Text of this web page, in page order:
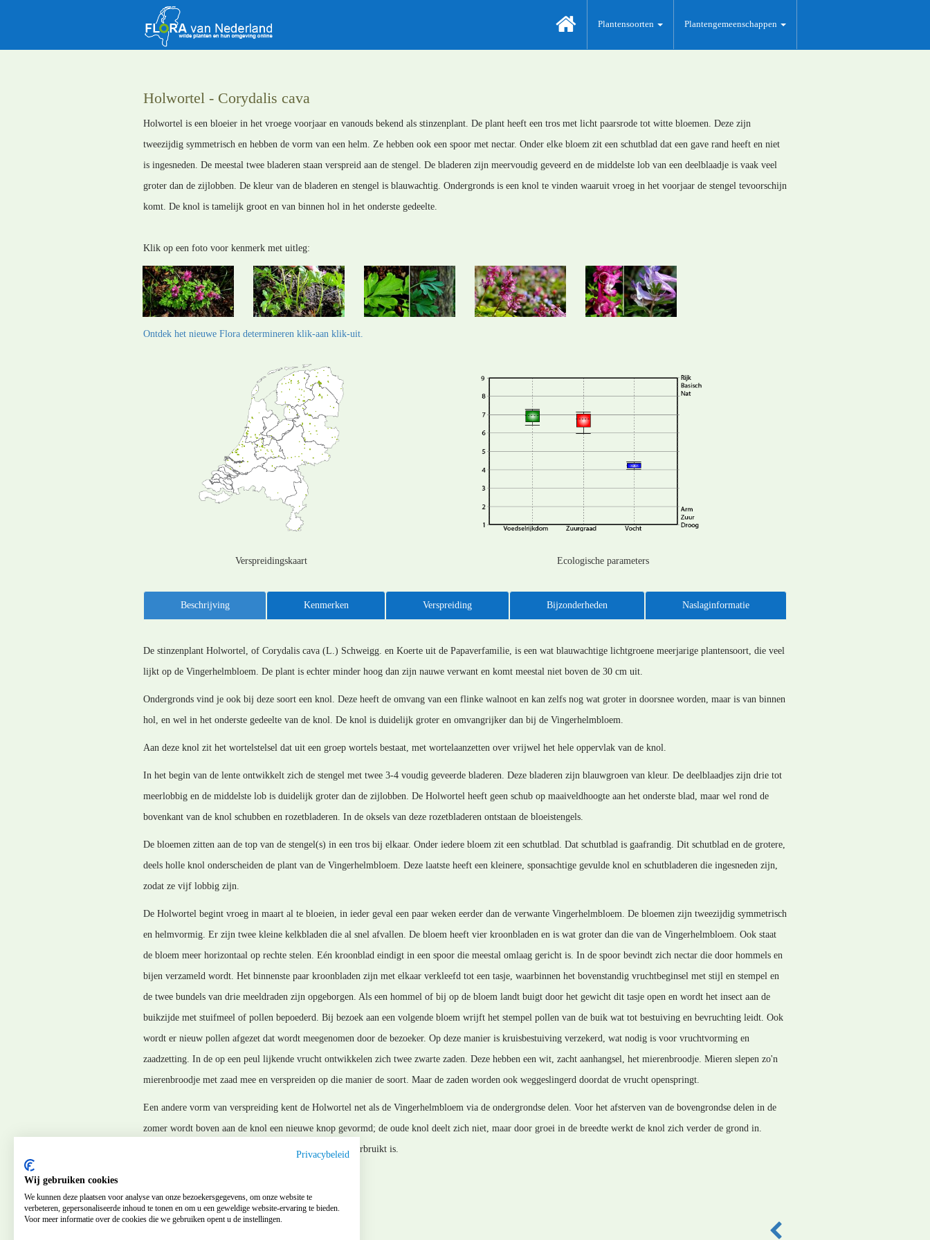
Plantensoorten Plantengemeenschappen
Holwortel - Corydalis cava
Holwortel is een bloeier in het vroege voorjaar en vanouds bekend als stinzenplant. De plant heeft een tros met licht paarsrode tot witte bloemen. Deze zijn
tweezijdig symmetrisch en hebben de vorm van een helm. Ze hebben ook een spoor met nectar. Onder elke bloem zit een schutblad dat een gave rand heeft en niet
is ingesneden. De meestal twee bladeren staan verspreid aan de stengel. De bladeren zijn meervoudig geveerd en de middelste lob van een deelblaadje is vaak veel
groter dan de zijlobben. De kleur van de bladeren en stengel is blauwachtig. Ondergronds is een knol te vinden waaruit vroeg in het voorjaar de stengel tevoorschijn
komt. De knol is tamelijk groot en van binnen hol in het onderste gedeelte.
Klik op een foto voor kenmerk met uitleg:
Ontdek het nieuwe Flora determineren klik-aan klik-uit.
Verspreidingskaart Ecologische parameters
Beschrijving Kenmerken Verspreiding Bijzonderheden Naslaginformatie
De stinzenplant Holwortel, of Corydalis cava (L.) Schweigg. en Koerte uit de Papaverfamilie, is een wat blauwachtige lichtgroene meerjarige plantensoort, die veel
lijkt op de Vingerhelmbloem. De plant is echter minder hoog dan zijn nauwe verwant en komt meestal niet boven de 30 cm uit.
Ondergronds vind je ook bij deze soort een knol. Deze heeft de omvang van een flinke walnoot en kan zelfs nog wat groter in doorsnee worden, maar is van binnen
hol, en wel in het onderste gedeelte van de knol. De knol is duidelijk groter en omvangrijker dan bij de Vingerhelmbloem.
Aan deze knol zit het wortelstelsel dat uit een groep wortels bestaat, met wortelaanzetten over vrijwel het hele oppervlak van de knol.
In het begin van de lente ontwikkelt zich de stengel met twee 3-4 voudig geveerde bladeren. Deze bladeren zijn blauwgroen van kleur. De deelblaadjes zijn drie tot
meerlobbig en de middelste lob is duidelijk groter dan de zijlobben. De Holwortel heeft geen schub op maaiveldhoogte aan het onderste blad, maar wel rond de
bovenkant van de knol schubben en rozetbladeren. In de oksels van deze rozetbladeren ontstaan de bloeistengels.
De bloemen zitten aan de top van de stengel(s) in een tros bij elkaar. Onder iedere bloem zit een schutblad. Dat schutblad is gaafrandig. Dit schutblad en de grotere,
deels holle knol onderscheiden de plant van de Vingerhelmbloem. Deze laatste heeft een kleinere, sponsachtige gevulde knol en schutbladeren die ingesneden zijn,
zodat ze vijf lobbig zijn.
De Holwortel begint vroeg in maart al te bloeien, in ieder geval een paar weken eerder dan de verwante Vingerhelmbloem. De bloemen zijn tweezijdig symmetrisch
en helmvormig. Er zijn twee kleine kelkbladen die al snel afvallen. De bloem heeft vier kroonbladen en is wat groter dan die van de Vingerhelmbloem. Ook staat
de bloem meer horizontaal op rechte stelen. Eén kroonblad eindigt in een spoor die meestal omlaag gericht is. In de spoor bevindt zich nectar die door hommels en
bijen verzameld wordt. Het binnenste paar kroonbladen zijn met elkaar verkleefd tot een tasje, waarbinnen het bovenstandig vruchtbeginsel met stijl en stempel en
de twee bundels van drie meeldraden zijn opgeborgen. Als een hommel of bij op de bloem landt buigt door het gewicht dit tasje open en wordt het insect aan de
buikzijde met stuifmeel of pollen bepoederd. Bij bezoek aan een volgende bloem wrijft het stempel pollen van de buik wat tot bestuiving en bevruchting leidt. Ook
wordt er nieuw pollen afgezet dat wordt meegenomen door de bezoeker. Op deze manier is kruisbestuiving verzekerd, wat nodig is voor vruchtvorming en
zaadzetting. In de op een peul lijkende vrucht ontwikkelen zich twee zwarte zaden. Deze hebben een wit, zacht aanhangsel, het mierenbroodje. Mieren slepen zo'n
mierenbroodje met zaad mee en verspreiden op die manier de soort. Maar de zaden worden ook weggeslingerd doordat de vrucht openspringt.
Een andere vorm van verspreiding kent de Holwortel net als de Vingerhelmbloem via de ondergrondse delen. Voor het afsterven van de bovengrondse delen in de
zomer wordt boven aan de knol een nieuwe knop gevormd; de oude knol deelt zich niet, maar door groei in de breedte werkt de knol zich verder de grond in.
Bovendien wordt hij hol doordat het reserve voedsel verbruikt is.
Privacybeleid
Wij gebruiken cookies
We kunnen deze plaatsen voor analyse van onze bezoekersgegevens, om onze website te
verbeteren, gepersonaliseerde inhoud te tonen en om u een geweldige website-ervaring te bieden.
Voor meer informatie over de cookies die we gebruiken opent u de instellingen.